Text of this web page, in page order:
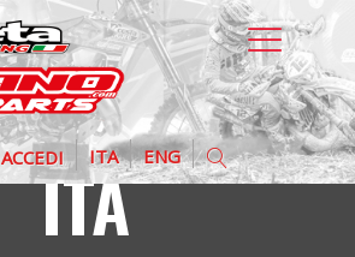
ACCEDI ITA ENG
ITA